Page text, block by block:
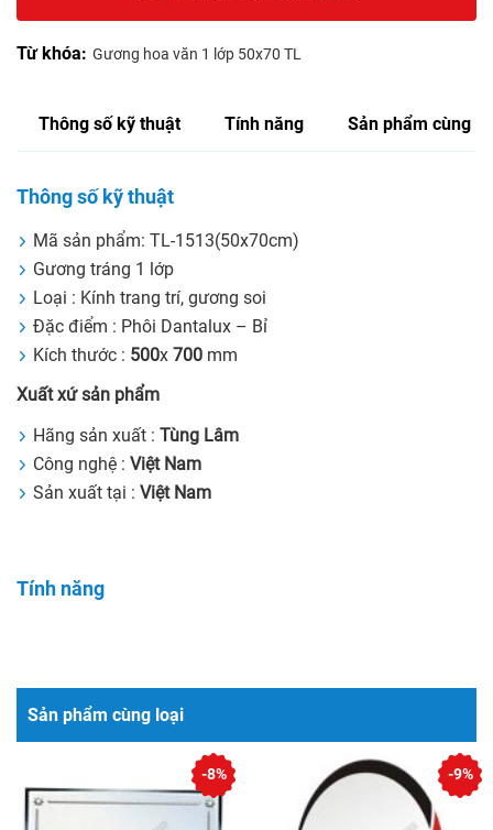
Từ khóa: Gương hoa văn 1 lớp 50x70 TL
Thông số kỹ thuật Tính năng Sản phẩm cùng
Thông số kỹ thuật
Mã sản phẩm: TL-1513(50x70cm)
Gương tráng 1 lớp
Loại : Kính trang trí, gương soi
Đặc điểm : Phôi Dantalux – Bỉ
Kích thước : 500x 700 mm
Xuất xứ sản phẩm
Hãng sản xuất : Tùng Lâm
Công nghệ : Việt Nam
Sản xuất tại : Việt Nam
Tính năng
Sản phẩm cùng loại
-8% -9%